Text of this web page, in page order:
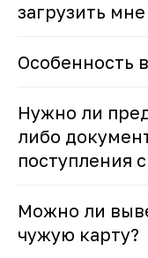
загрузить
Особенность
Нужно ли
либо
поступления
Можно ли
чужую карту?